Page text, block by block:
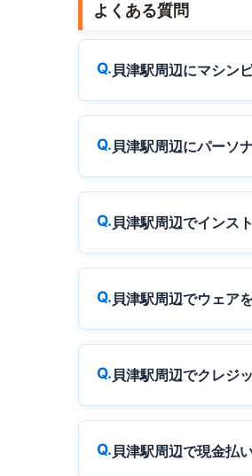
よくある質問
貝津駅周辺にマシン
貝津駅周辺にパーソ
貝津駅周辺でインス
貝津駅周辺でウェア
貝津駅周辺でクレジ
貝津駅周辺で現金払